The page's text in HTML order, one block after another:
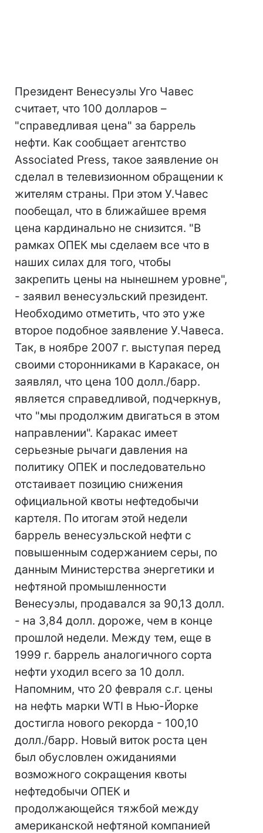
Президент Венесуэлы Уго Чавес
считает, что 100 долларов –
"справедливая цена" за баррель
нефти. Как сообщает агентство
Associated Press, такое заявление он
сделал в телевизионном обращении к
жителям страны. При этом У.Чавес
пообещал, что в ближайшее время
цена кардинально не снизится. "В
рамках ОПЕК мы сделаем все что в
наших силах для того, чтобы
закрепить цены на нынешнем уровне",
- заявил венесуэльский президент.
Необходимо отметить, что это уже
второе подобное заявление У.Чавеса.
Так, в ноябре 2007 г. выступая перед
своими сторонниками в Каракасе, он
заявлял, что цена 100 долл./барр.
является справедливой, подчеркнув,
что "мы продолжим двигаться в этом
направлении". Каракас имеет
серьезные рычаги давления на
политику ОПЕК и последовательно
отстаивает позицию снижения
официальной квоты нефтедобычи
картеля. По итогам этой недели
баррель венесуэльской нефти с
повышенным содержанием серы, по
данным Министерства энергетики и
нефтяной промышленности
Венесуэлы, продавался за 90,13 долл.
- на 3,84 долл. дороже, чем в конце
прошлой недели. Между тем, еще в
1999 г. баррель аналогичного сорта
нефти уходил всего за 10 долл.
Напомним, что 20 февраля с.г. цены
на нефть марки WTI в Нью-Йорке
достигла нового рекорда - 100,10
долл./барр. Новый виток роста цен
был обусловлен ожиданиями
возможного сокращения квоты
нефтедобычи ОПЕК и
продолжающейся тяжбой между
американской нефтяной компанией